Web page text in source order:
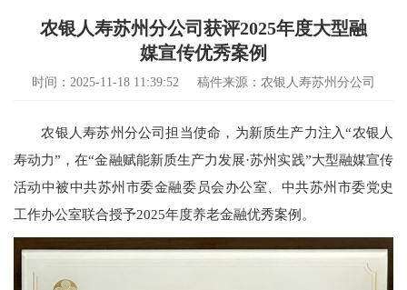
农银人寿苏州分公司获评2025年度大型融
媒宣传优秀案例
时间：2025-11-18 11:39:52 稿件来源：农银人寿苏州分公司
农银人寿苏州分公司担当使命，为新质生产力注入“农银人
寿动力”，在“金融赋能新质生产力发展·苏州实践”大型融媒宣传
活动中被中共苏州市委金融委员会办公室、中共苏州市委党史
工作办公室联合授予2025年度养老金融优秀案例。